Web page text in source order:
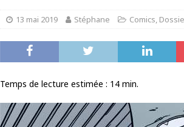
13 mai 2019 Stéphane Comics,
Temps de lecture estimée : 14 min.